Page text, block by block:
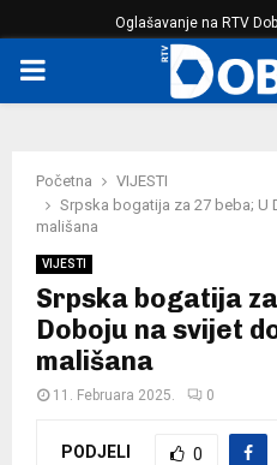
Oglašavanje na RTV
PRIMARY
Početna
VIJESTI
Srpska bogatija za 27 beba;
mališana
VIJESTI
Srpska bogatija
Doboju na svijet
mališana
11. Februara 2025. 0
PODJELI 0